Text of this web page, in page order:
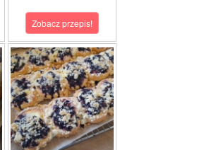
Zobacz przepis!